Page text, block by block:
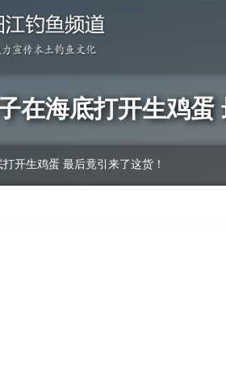
在海底打开生鸡蛋
开生鸡蛋 最后竟引来了这货！